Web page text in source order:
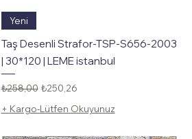
Yeni
Taş Desenli Strafor-TSP-S656-2003
| 30*120 | LEME istanbul
Normal Fiyat
₺258,00 İndirimli Fiyat
₺250,26
+ Kargo-Lütfen Okuyunuz